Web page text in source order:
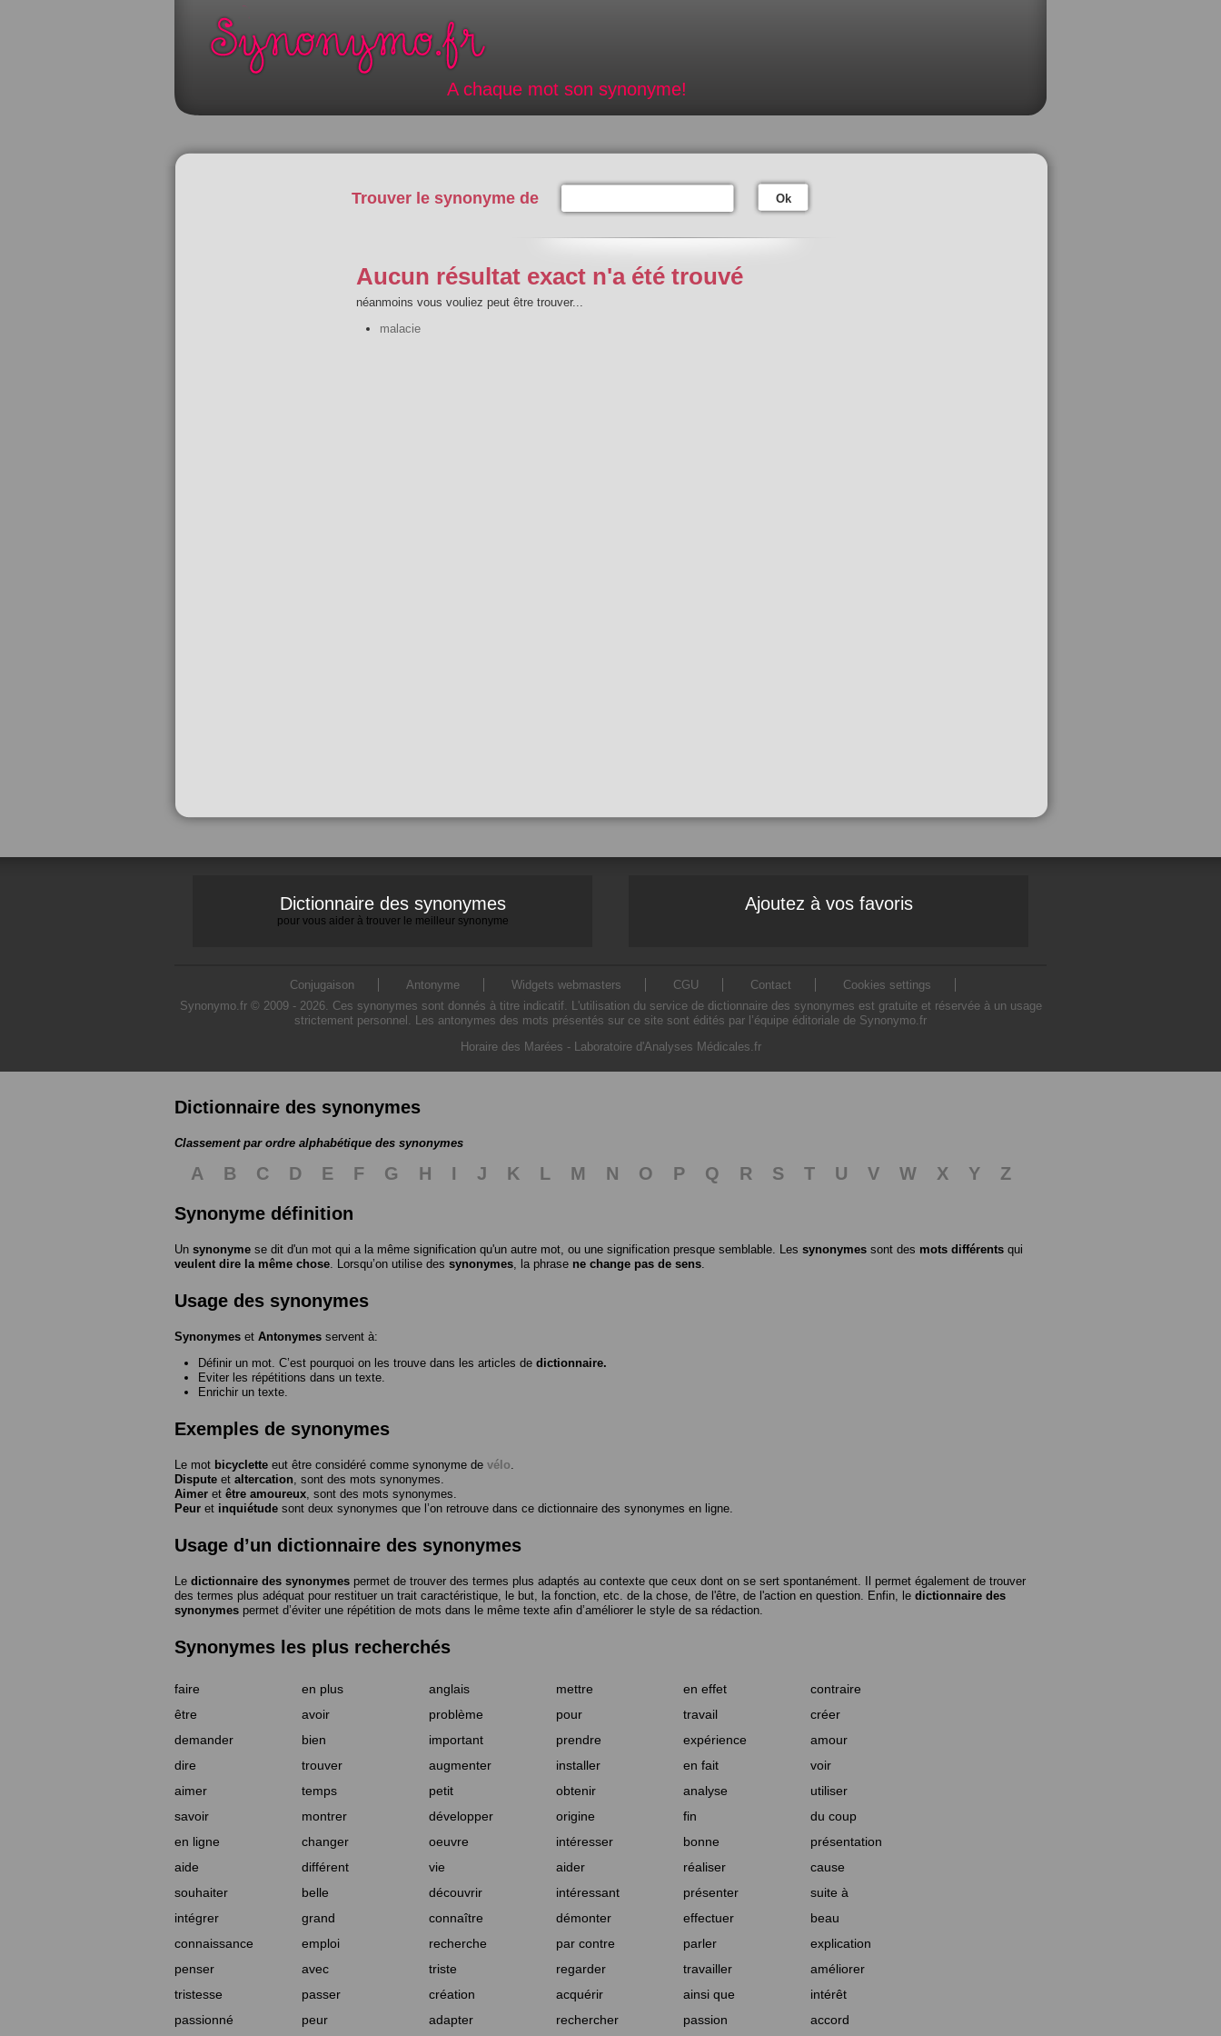
A chaque mot son synonyme!
Trouver le synonyme de Ok
Aucun résultat exact n'a été trouvé
néanmoins vous vouliez peut être trouver...
malacie
Dictionnaire des synonymes
pour vous aider à trouver le meilleur synonyme
Ajoutez à vos favoris
Conjugaison Antonyme Widgets webmasters CGU Contact
Cookies settings
Synonymo.fr © 2009 - 2026. Ces synonymes sont donnés à titre indicatif. L'utilisation du service de dictionnaire des synonymes est gratuite et réservée à un usage
strictement personnel. Les antonymes des mots présentés sur ce site sont édités par l’équipe éditoriale de Synonymo.fr
Horaire des Marées - Laboratoire d'Analyses Médicales.fr
Dictionnaire des synonymes
Classement par ordre alphabétique des synonymes
A B C D E F G H I J K L M N O P Q R S T U V W X Y
Z
Synonyme définition
Un synonyme se dit d'un mot qui a la même signification qu'un autre mot, ou une signification presque semblable. Les synonymes sont des mots différents qui
veulent dire la même chose . Lorsqu’on utilise des synonymes , la phrase ne change pas de sens
Usage des synonymes
Synonymes et Antonymes servent à:
Définir un mot. C’est pourquoi on les trouve dans les articles de dictionnaire.
Eviter les répétitions dans un texte.
Enrichir un texte.
Exemples de synonymes
Le mot bicyclette eut être considéré comme synonyme de vélo
Dispute et altercation , sont des mots synonymes.
Aimer et être amoureux , sont des mots synonymes.
Peur et inquiétude sont deux synonymes que l’on retrouve dans ce dictionnaire des synonymes en ligne.
Usage d’un dictionnaire des synonymes
Le dictionnaire des synonymes permet de trouver des termes plus adaptés au contexte que ceux dont on se sert spontanément. Il permet également de trouver
des termes plus adéquat pour restituer un trait caractéristique, le but, la fonction, etc. de la chose, de l'être, de l'action en question. Enfin, le dictionnaire des
synonymes permet d’éviter une répétition de mots dans le même texte afin d’améliorer le style de sa rédaction.
Synonymes les plus recherchés
faire en plus anglais mettre en effet
contraire
être
avoir problème pour travail
créer
demander
bien important prendre expérience
amour
dire
trouver augmenter installer en fait
voir
aimer
temps petit obtenir analyse
utiliser
savoir
montrer développer origine fin
du coup
en ligne
changer oeuvre intéresser bonne
présentation
aide
différent vie aider réaliser
cause
souhaiter
belle découvrir intéressant présenter
suite à
intégrer
grand connaître démonter effectuer
beau
connaissance
emploi recherche par contre parler
explication
penser
avec triste regarder travailler
améliorer
tristesse
passer création acquérir ainsi que
intérêt
passionné
peur adapter rechercher passion accord